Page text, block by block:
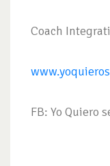
Coach
FB: Yo Quiero